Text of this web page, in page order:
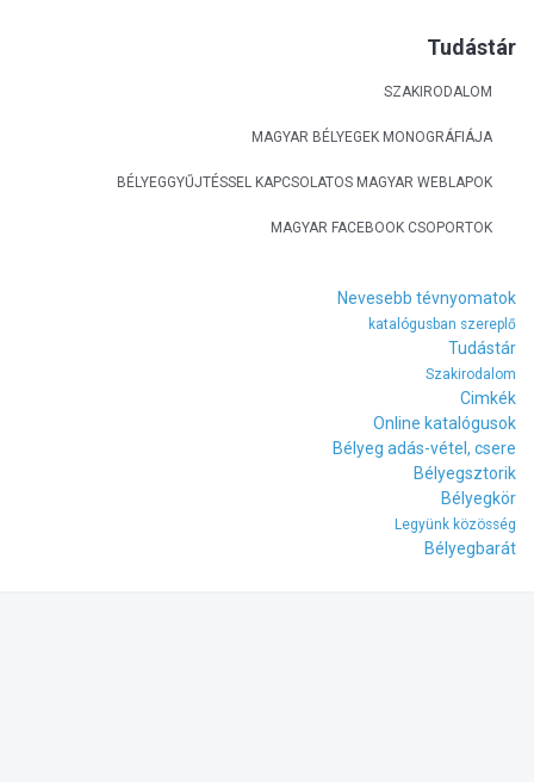
Tudástár
SZAKIRODALOM
MAGYAR BÉLYEGEK MONOGRÁFIÁJA
BÉLYEGGYŰJTÉSSEL KAPCSOLATOS MAGYAR WEBLAPOK
MAGYAR FACEBOOK CSOPORTOK
Nevesebb tévnyomatok
katalógusban szereplő
Tudástár
Szakirodalom
Cimkék
Online katalógusok
Bélyeg adás-vétel, csere
Bélyegsztorik
Bélyegkör
Legyünk közösség
Bélyegbarát